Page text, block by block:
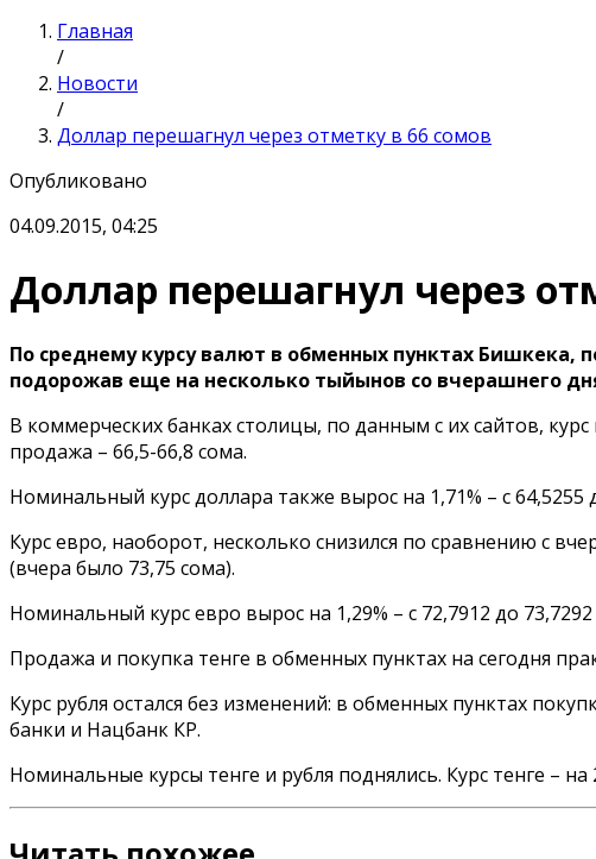
Главная
/
Новости
/
Доллар перешагнул через отметку в 66 сомов
Опубликовано
04.09.2015, 04:25
Доллар перешагнул через
По среднему курсу валют в обменных пунктах Бишкека,
подорожав еще на несколько тыйынов со вчерашнего
В коммерческих банках столицы, по данным с их сайтов,
продажа – 66,5-66,8 сома.
Номинальный курс доллара также вырос на 1,71% – с 64,5255
Курс евро, наоборот, несколько снизился по сравнению с
(вчера было 73,75 сома).
Номинальный курс евро вырос на 1,29% – с 72,7912 до
Продажа и покупка тенге в обменных пунктах на сегодня
Курс рубля остался без изменений: в обменных пунктах
банки и Нацбанк КР.
Номинальные курсы тенге и рубля поднялись. Курс тенге – на